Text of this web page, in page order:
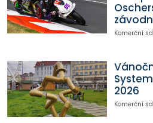
Komerční
2026
Komerční